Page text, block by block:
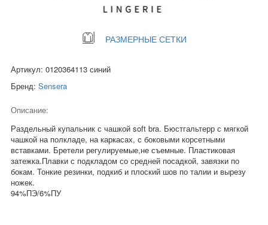
РАЗМЕРНЫЕ СЕТКИ
Артикул: 0120364113 синий
Бренд: Sensera
Описание:
Раздельный купальник с чашкой soft bra. Бюстгальтерр с мягкой
чашкой на полкладе, на каркасах, с боковыми корсетными
вставками. Бретели регулируемые,не съемные. Пластиковая
затежка.Плавки с подкладом со средней посадкой, завязки по
бокам. Тонкие резинки, подкиб и плоский шов по талии и вырезу
ножек.
94%ПЭ/6%ПУ